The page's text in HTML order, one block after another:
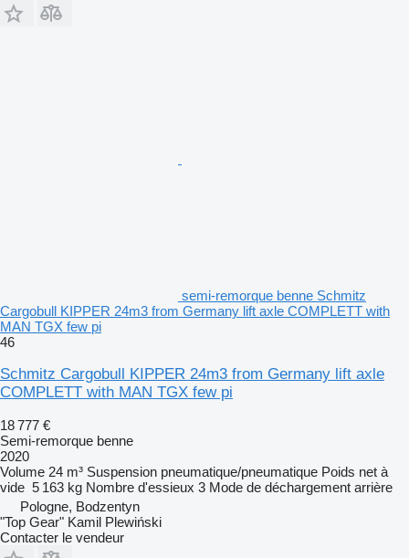
semi-remorque benne Schmitz
Cargobull KIPPER 24m3 from Germany lift axle COMPLETT with
MAN TGX few pi
46
Schmitz Cargobull KIPPER 24m3 from Germany lift axle
COMPLETT with MAN TGX few pi
18 777 €
Semi-remorque benne
2020
Volume 24 m³ Suspension pneumatique/pneumatique Poids net à
vide 5 163 kg Nombre d'essieux 3 Mode de déchargement arrière
Pologne, Bodzentyn
"Top Gear" Kamil Plewiński
Contacter le vendeur